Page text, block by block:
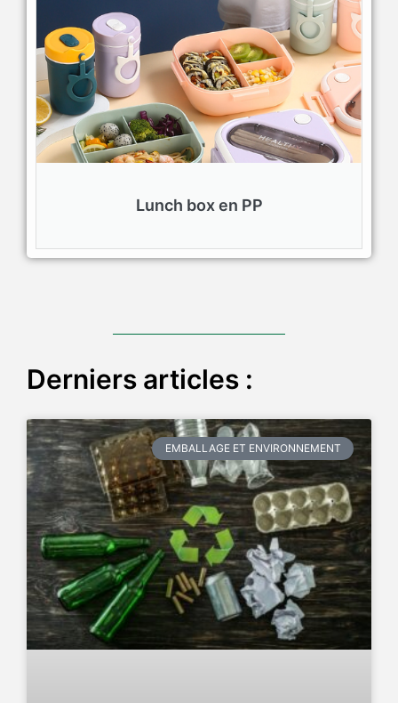
Lunch box en PP
Derniers articles :
EMBALLAGE ET ENVIRONNEMENT